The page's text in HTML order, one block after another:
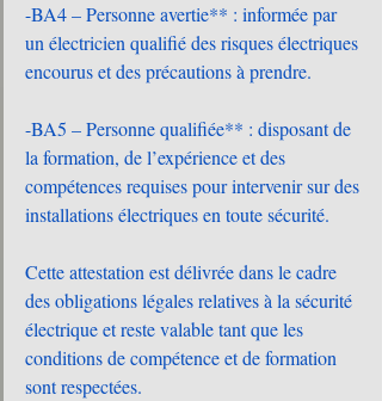
-BA4 – Personne avertie** : informée par
un électricien qualifié des risques électriques
encourus et des précautions à prendre.
-BA5 – Personne qualifiée** : disposant de
la formation, de l’expérience et des
compétences requises pour intervenir sur des
installations électriques en toute sécurité.
Cette attestation est délivrée dans le cadre
des obligations légales relatives à la sécurité
électrique et reste valable tant que les
conditions de compétence et de formation
sont respectées.